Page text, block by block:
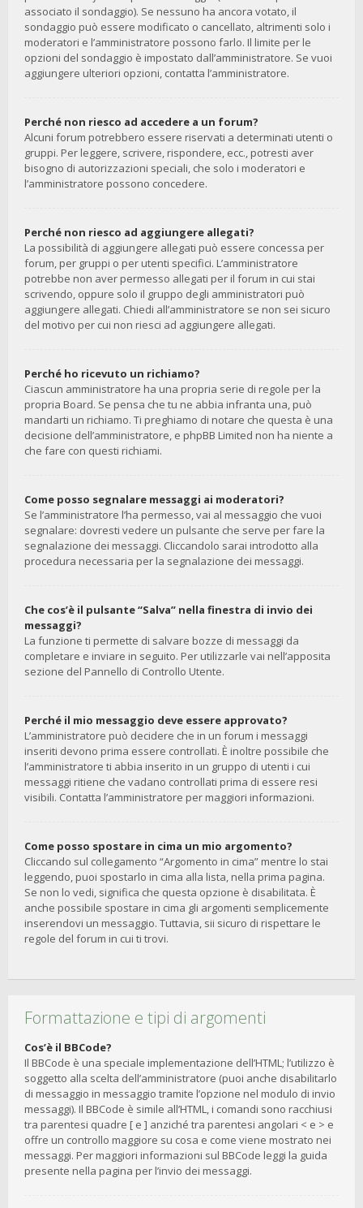
associato il sondaggio). Se nessuno ha ancora votato, il
sondaggio può essere modificato o cancellato, altrimenti solo i
moderatori e l’amministratore possono farlo. Il limite per le
opzioni del sondaggio è impostato dall’amministratore. Se vuoi
aggiungere ulteriori opzioni, contatta l’amministratore.
Perché non riesco ad accedere a un forum?
Alcuni forum potrebbero essere riservati a determinati utenti o
gruppi. Per leggere, scrivere, rispondere, ecc., potresti aver
bisogno di autorizzazioni speciali, che solo i moderatori e
l’amministratore possono concedere.
Perché non riesco ad aggiungere allegati?
La possibilità di aggiungere allegati può essere concessa per
forum, per gruppi o per utenti specifici. L’amministratore
potrebbe non aver permesso allegati per il forum in cui stai
scrivendo, oppure solo il gruppo degli amministratori può
aggiungere allegati. Chiedi all’amministratore se non sei sicuro
del motivo per cui non riesci ad aggiungere allegati.
Perché ho ricevuto un richiamo?
Ciascun amministratore ha una propria serie di regole per la
propria Board. Se pensa che tu ne abbia infranta una, può
mandarti un richiamo. Ti preghiamo di notare che questa è una
decisione dell’amministratore, e phpBB Limited non ha niente a
che fare con questi richiami.
Come posso segnalare messaggi ai moderatori?
Se l’amministratore l’ha permesso, vai al messaggio che vuoi
segnalare: dovresti vedere un pulsante che serve per fare la
segnalazione dei messaggi. Cliccandolo sarai introdotto alla
procedura necessaria per la segnalazione dei messaggi.
Che cos’è il pulsante “Salva” nella finestra di invio dei
messaggi?
La funzione ti permette di salvare bozze di messaggi da
completare e inviare in seguito. Per utilizzarle vai nell’apposita
sezione del Pannello di Controllo Utente.
Perché il mio messaggio deve essere approvato?
L’amministratore può decidere che in un forum i messaggi
inseriti devono prima essere controllati. È inoltre possibile che
l’amministratore ti abbia inserito in un gruppo di utenti i cui
messaggi ritiene che vadano controllati prima di essere resi
visibili. Contatta l’amministratore per maggiori informazioni.
Come posso spostare in cima un mio argomento?
Cliccando sul collegamento “Argomento in cima” mentre lo stai
leggendo, puoi spostarlo in cima alla lista, nella prima pagina.
Se non lo vedi, significa che questa opzione è disabilitata. È
anche possibile spostare in cima gli argomenti semplicemente
inserendovi un messaggio. Tuttavia, sii sicuro di rispettare le
regole del forum in cui ti trovi.
Formattazione e tipi di argomenti
Cos’è il BBCode?
Il BBCode è una speciale implementazione dell’HTML; l’utilizzo è
soggetto alla scelta dell’amministratore (puoi anche disabilitarlo
di messaggio in messaggio tramite l’opzione nel modulo di invio
messaggi). Il BBCode è simile all’HTML, i comandi sono racchiusi
tra parentesi quadre [ e ] anziché tra parentesi angolari < e > e
offre un controllo maggiore su cosa e come viene mostrato nei
messaggi. Per maggiori informazioni sul BBCode leggi la guida
presente nella pagina per l’invio dei messaggi.